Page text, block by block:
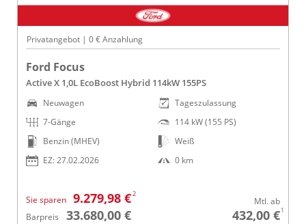
Privatangebot | 0 € Anzahlung
Ford Focus
Active X 1,0L EcoBoost Hybrid 114kW 155PS
Neuwagen
7-Gänge
Benzin (MHEV)
EZ: 27.02.2026
Tageszulassung
114 kW (155 PS)
Weiß
0 km
Sie sparen 9.279,98 €2
Barpreis 33.680,00 €
Mtl. ab
432,00 €1